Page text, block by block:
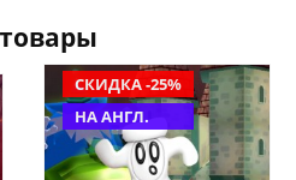
СКИДКА -25%
НА АНГЛ.